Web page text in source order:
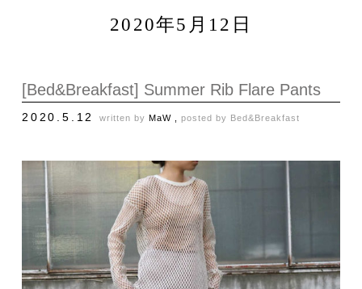
2020年5月12日
[Bed&Breakfast] Summer Rib Flare Pants
2020.5.12 written by MaW , posted by Bed&Breakfast